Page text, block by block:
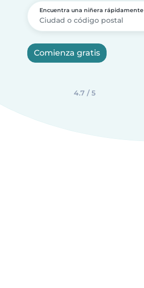
Encuentra una niñera rápidamente
Comienza gratis
4.7 / 5